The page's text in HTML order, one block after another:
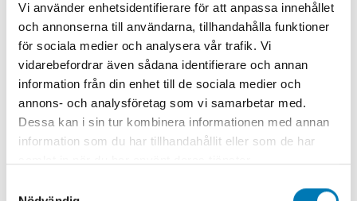
Vi använder enhetsidentifierare för att anpassa innehållet
och annonserna till användarna, tillhandahålla funktioner
för sociala medier och analysera vår trafik. Vi
vidarebefordrar även sådana identifierare och annan
information från din enhet till de sociala medier och
annons- och analysföretag som vi samarbetar med.
Dessa kan i sin tur kombinera informationen med annan
information som du har tillhandahållit eller som de har
Erfarenhet och expertis
för säker drift
För petrokemiska projekt där precision och säkerhet
är avgörande erbjuder Elajo hållbara lösningar och
expertis som stöttar din verksamhet i varje steg. Vår
långa erfarenhet av underhållsstopp innebär att vi
kan planera och genomföra stopp med fokus på att